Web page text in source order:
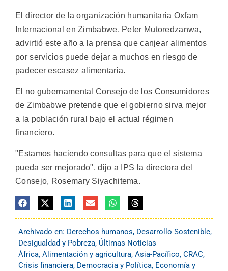
El director de la organización humanitaria Oxfam
Internacional en Zimbabwe, Peter Mutoredzanwa,
advirtió este año a la prensa que canjear alimentos
por servicios puede dejar a muchos en riesgo de
padecer escasez alimentaria.
El no gubernamental Consejo de los Consumidores
de Zimbabwe pretende que el gobierno sirva mejor
a la población rural bajo el actual régimen
financiero.
"Estamos haciendo consultas para que el sistema
pueda ser mejorado", dijo a IPS la directora del
Consejo, Rosemary Siyachitema.
Archivado en: Derechos humanos, Desarrollo Sostenible,
Desigualdad y Pobreza, Últimas Noticias
África, Alimentación y agricultura, Asia-Pacífico, CRAC,
Crisis financiera, Democracia y Política, Economía y